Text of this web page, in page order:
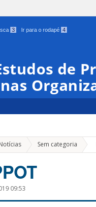
3 Ir para o rodapé 4
de
Sem categoria »
09:53